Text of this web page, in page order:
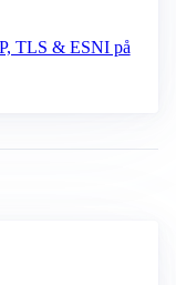
TLS & ESNI på